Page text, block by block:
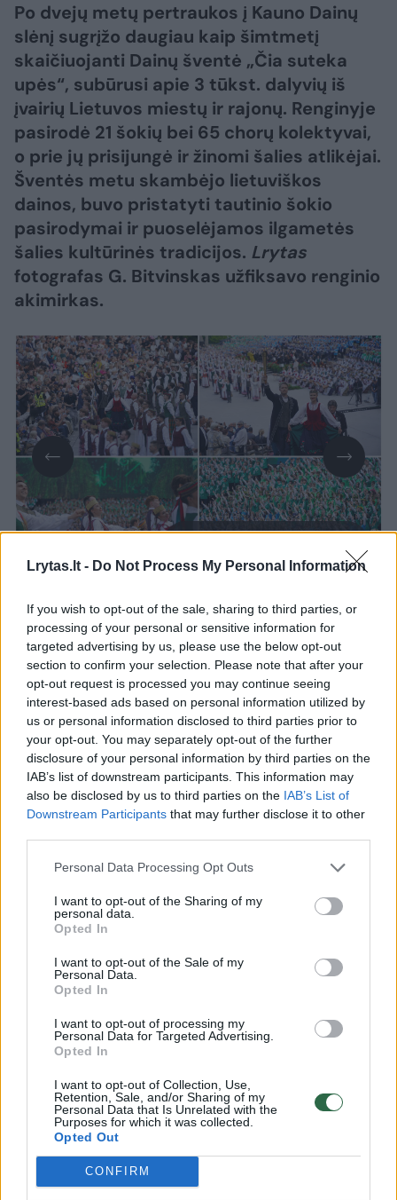
Lrytas.lt - Do Not Process My Personal Information
If you wish to opt-out of the sale, sharing to third parties, or
processing of your personal or sensitive information for
targeted advertising by us, please use the below opt-out
section to confirm your selection. Please note that after your
opt-out request is processed you may continue seeing
interest-based ads based on personal information utilized by
us or personal information disclosed to third parties prior to
your opt-out. You may separately opt-out of the further
disclosure of your personal information by third parties on the
IAB’s list of downstream participants. This information may
also be disclosed by us to third parties on the IAB’s List of
Downstream Participants that may further disclose it to other
Personal Data Processing Opt Outs
I want to opt-out of the Sharing of my
personal data.
Opted In
I want to opt-out of the Sale of my
Personal Data.
Opted In
I want to opt-out of processing my
Personal Data for Targeted Advertising.
Opted In
I want to opt-out of Collection, Use,
Retention, Sale, and/or Sharing of my
Personal Data that Is Unrelated with the
Purposes for which it was collected.
Opted Out
CONFIRM
Po dvejų metų pertraukos į Kauno Dainų
slėnį sugrįžo daugiau kaip šimtmetį
skaičiuojanti Dainų šventė „Čia suteka
upės“, subūrusi apie 3 tūkst. dalyvių iš
įvairių Lietuvos miestų ir rajonų. Renginyje
pasirodė 21 šokių bei 65 chorų kolektyvai,
o prie jų prisijungė ir žinomi šalies atlikėjai.
Šventės metu skambėjo lietuviškos
dainos, buvo pristatyti tautinio šokio
pasirodymai ir puoselėjamos ilgametės
šalies kultūrinės tradicijos. Lrytas
fotografas G. Bitvinskas užfiksavo renginio
akimirkas.